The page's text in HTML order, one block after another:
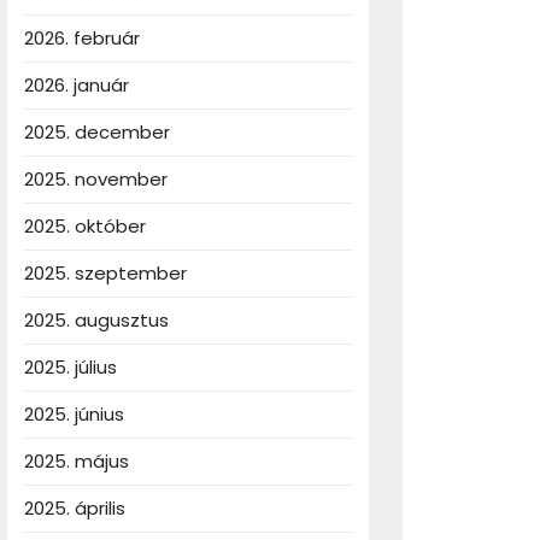
2026. február
2026. január
2025. december
2025. november
2025. október
2025. szeptember
2025. augusztus
2025. július
2025. június
2025. május
2025. április